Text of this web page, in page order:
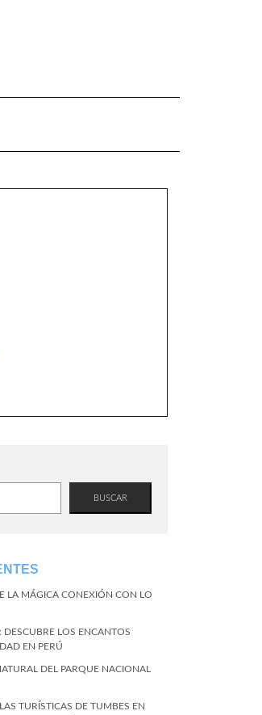
BUSCAR
LA MÁGICA CONEXIÓN CON LO
LOS ENCANTOS
EN PERÚ
DEL PARQUE NACIONAL
TURÍSTICAS DE TUMBES EN